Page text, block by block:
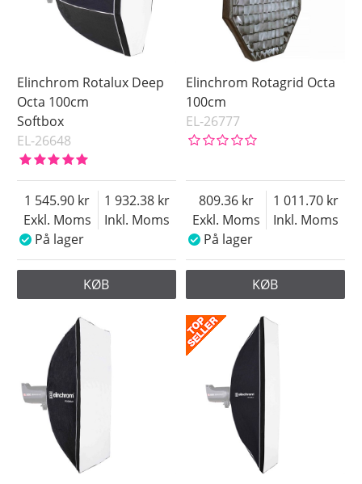
Elinchrom Rotalux Deep
Octa 100cm
Softbox
EL-26648
Exkl. Moms
1 545.90
Inkl. Moms
1 932.38
På lager
KØB
Elinchrom Rotagrid Octa
100cm
EL-26777
Exkl. Moms
809.36
Inkl. Moms
1 011.70
På lager
KØB